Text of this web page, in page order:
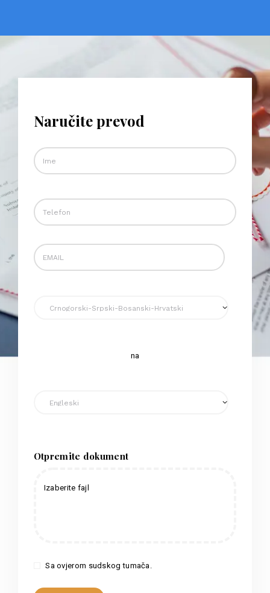
Naručite prevod
na
Otpremite dokument
Izaberite fajl
Sa ovjerom sudskog tumača.